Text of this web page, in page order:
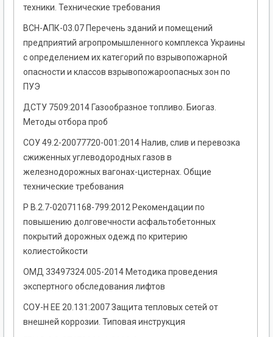
техники. Технические требования
ВСН-АПК-03.07 Перечень зданий и помещений
предприятий агропромышленного комплекса Украины
с определением их категорий по взрывопожарной
опасности и классов взрывопожароопасных зон по
ПУЭ
ДСТУ 7509:2014 Газообразное топливо. Биогаз.
Методы отбора проб
СОУ 49.2-20077720-001:2014 Налив, слив и перевозка
сжиженных углеводородных газов в
железнодорожных вагонах-цистернах. Общие
технические требования
Р В.2.7-02071168-799:2012 Рекомендации по
повышению долговечности асфальтобетонных
покрытий дорожных одежд по критерию
колиестойкости
ОМД 33497324.005-2014 Методика проведения
экспертного обследования лифтов
СОУ-Н ЕЕ 20.131:2007 Защита тепловых сетей от
внешней коррозии. Типовая инструкция